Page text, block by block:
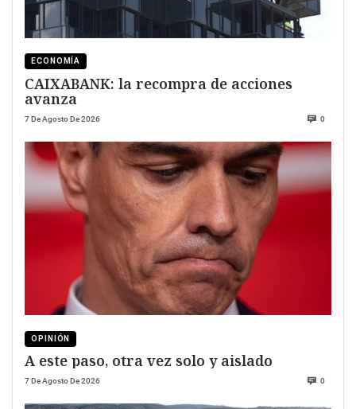
ECONOMÍA
CAIXABANK: la recompra de acciones
avanza
7 De Agosto De 2026 0
OPINIÓN
A este paso, otra vez solo y aislado
7 De Agosto De 2026 0